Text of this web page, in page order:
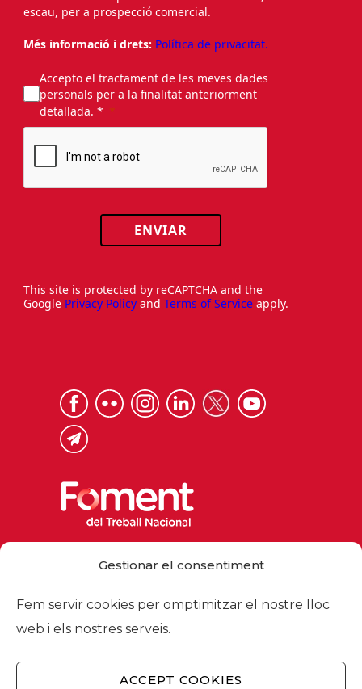
Gestionar el consentiment
Fem servir cookies per omptimitzar el nostre lloc
web i els nostres serveis.
ACCEPT COOKIES
Finalitat:Subscripció al butlletí informatiu i, si
escau, per a prospecció comercial.
Política de privacitat.
Accepto el tractament de les meves dades
personals per a la finalitat anteriorment
detallada. *
ENVIAR
This site is protected by reCAPTCHA and the
Google
Privacy Policy apply.
Via Laietana 32, 08003 Barcelona
foment@foment.com